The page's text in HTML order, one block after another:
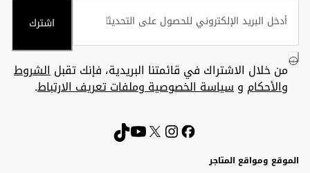
اشترك
من خلال الاشتراك في قائمتنا البريدية، فإنك تقبلالشروط
والأحكام وسياسة الخصوصية وملفات تعريف الارتباط.
الموقع ومواقع المتاجر